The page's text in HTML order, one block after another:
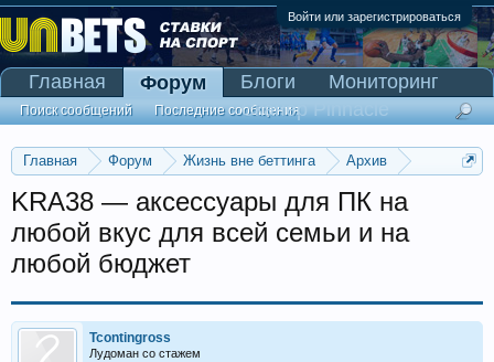
Войти или зарегистрироваться
Главная Форум Жизнь вне беттинга
Архив
KRA38 — аксессуары для ПК на
любой вкус для всей семьи и на
любой бюджет
Tcontingross
Лудоман со стажем
Главная Форум
Поиск сообщений Последние сообщения
Блоги
Мониторинг
Сканер Pinnacle